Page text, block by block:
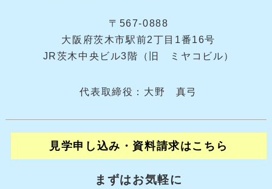
〒567-0888
大阪府茨木市駅前2丁目1番16号
JR茨木中央ビル3階（旧 ミヤコビル）
代表取締役：大野 真弓
見学申し込み・資料請求はこちら
まずはお気軽に